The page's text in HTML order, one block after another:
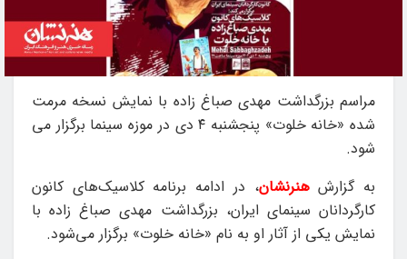
مراسم بزرگداشت مهدی صباغ زاده با نمایش نسخه مرمت
شده «خانه خلوت» پنجشنبه ۴ دی در موزه سینما برگزار می
شود.
هنرنشان، در ادامه برنامه کلاسیک‌های کانون
کارگردانان سینمای ایران، بزرگداشت مهدی صباغ زاده با
نمایش یکی از آثار او به نام «خانه خلوت» برگزار می‌شود.